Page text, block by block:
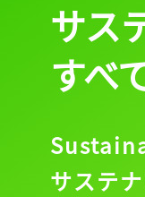
サス
すべ
サステ